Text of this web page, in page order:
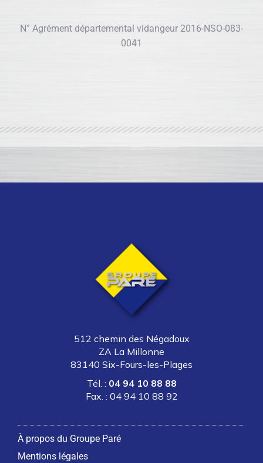
N° Agrément départemental vidangeur 2016-NSO-083-
0041
512 chemin des Négadoux
ZA La Millonne
83140 Six-Fours-les-Plages
Tél. : 04 94 10 88 88
Fax. : 04 94 10 88 92
À propos du Groupe Paré
Mentions légales